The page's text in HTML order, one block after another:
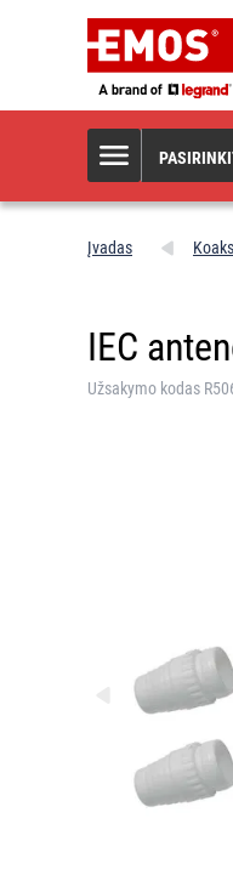
Įvadas
IEC
Užsakymo kodas